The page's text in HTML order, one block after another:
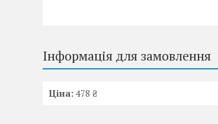
Інформація для замовлення
Ціна: 478 ₴